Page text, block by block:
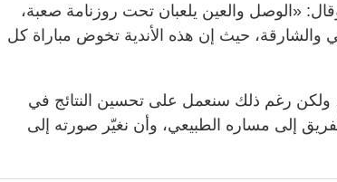
«الوصل والعين يلعبان تحت روزنامة صعبة،
والشارقة، حيث إن هذه الأندية تخوض مباراة كل
ولكن رغم ذلك سنعمل على تحسين النتائج في
إلى مساره الطبيعي، وأن نغيّر صورته إلى